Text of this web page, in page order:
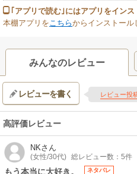
｢アプリで読む｣にはアプリをインス
本棚アプリを こちらからインストール
みんなのレビュー
レビューを書く レビュー投
高評価レビュー
NKさん
(女性/30代) 総レビュー数：5件
もう本当に大好き。 ネタバレ